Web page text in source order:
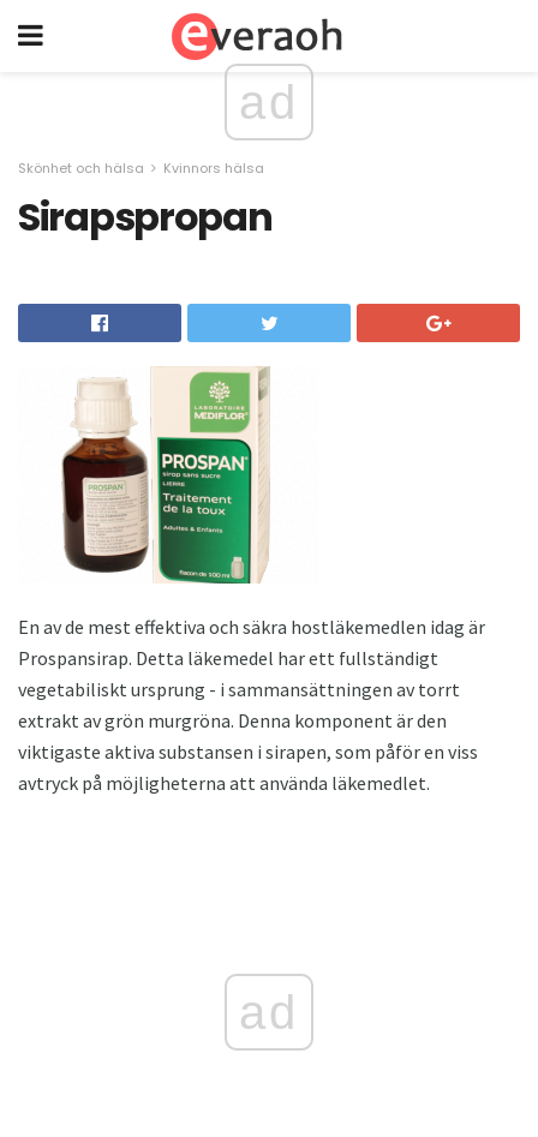
ad
Skönhet och hälsa Kvinnors hälsa
Sirapspropan
En av de mest effektiva och säkra hostläkemedlen idag är
Prospansirap. Detta läkemedel har ett fullständigt
vegetabiliskt ursprung - i sammansättningen av torrt
extrakt av grön murgröna. Denna komponent är den
viktigaste aktiva substansen i sirapen, som påför en viss
avtryck på möjligheterna att använda läkemedlet.
ad